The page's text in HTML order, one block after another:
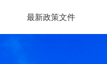
最新政策文件